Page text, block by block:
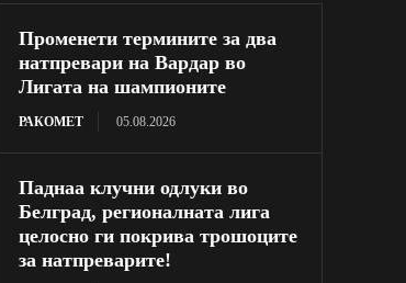
Променети термините за два
натпревари на Вардар во
Лигата на шампионите
РАКОМЕТ 05.08.2026
Паднаа клучни одлуки во
Белград, регионалната лига
целосно ги покрива трошоците
за натпреварите!